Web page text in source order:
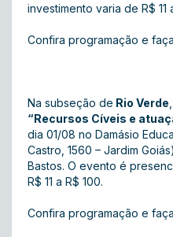
investimento varia de R$ 11
Confira programação e
Na subseção de Rio Verde
“Recursos Cíveis e
dia 01/08 no Damásio
Castro, 1560 – Jardim
Bastos. O evento é
R$ 11 a R$ 100.
Confira programação e